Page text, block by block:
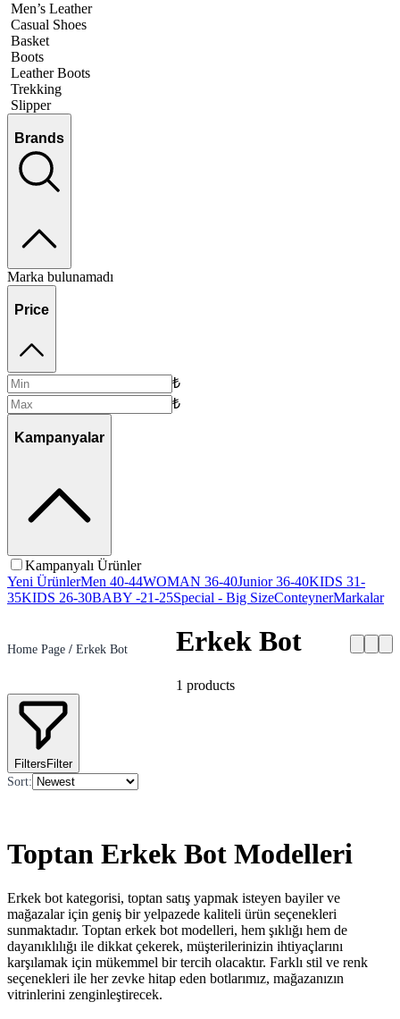
Men’s Leather
Casual Shoes
Basket
Boots
Leather Boots
Trekking
Slipper
Brands
Marka bulunamadı
Price
₺
₺
Kampanyalar
Kampanyalı Ürünler
Yeni ÜrünlerMen 40-44WOMAN 36-40Junior 36-40KIDS 31-
35KIDS 26-30BABY -21-25Special - Big SizeConteynerMarkalar
Home Page / Erkek Bot Erkek Bot
1 products
FiltersFilter
Sort:
Toptan Erkek Bot Modelleri
Erkek bot kategorisi, toptan satış yapmak isteyen bayiler ve
mağazalar için geniş bir yelpazede kaliteli ürün seçenekleri
sunmaktadır. Toptan erkek bot modelleri, hem şıklığı hem de
dayanıklılığı ile dikkat çekerek, müşterilerinizin ihtiyaçlarını
karşılamak için mükemmel bir tercih olacaktır. Farklı stil ve renk
seçenekleri ile her zevke hitap eden botlarımız, mağazanızın
vitrinlerini zenginleştirecek.